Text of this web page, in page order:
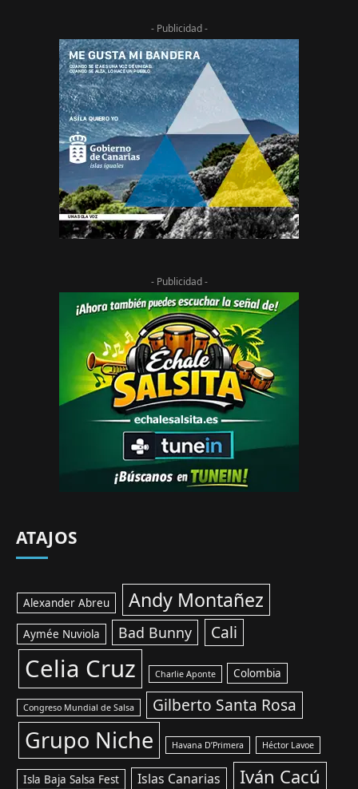
- Publicidad -
- Publicidad -
ATAJOS
Alexander Abreu Andy Montañez
Aymée Nuviola Bad Bunny Cali
Celia Cruz Charlie Aponte Colombia
Congreso Mundial de Salsa Gilberto Santa Rosa
Grupo Niche Havana D’Primera Héctor Lavoe
Isla Baja Salsa Fest Islas Canarias Iván Cacú